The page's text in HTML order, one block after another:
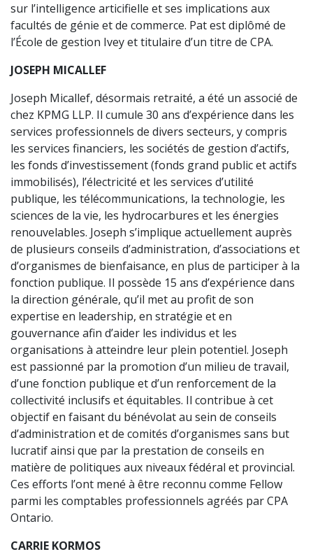
sur l’intelligence articifielle et ses implications aux
facultés de génie et de commerce. Pat est diplômé de
l’École de gestion Ivey et titulaire d’un titre de CPA.
JOSEPH MICALLEF
Joseph Micallef, désormais retraité, a été un associé de
chez KPMG LLP. Il cumule 30 ans d’expérience dans les
services professionnels de divers secteurs, y compris
les services financiers, les sociétés de gestion d’actifs,
les fonds d’investissement (fonds grand public et actifs
immobilisés), l’électricité et les services d’utilité
publique, les télécommunications, la technologie, les
sciences de la vie, les hydrocarbures et les énergies
renouvelables. Joseph s’implique actuellement auprès
de plusieurs conseils d’administration, d’associations et
d’organismes de bienfaisance, en plus de participer à la
fonction publique. Il possède 15 ans d’expérience dans
la direction générale, qu’il met au profit de son
expertise en leadership, en stratégie et en
gouvernance afin d’aider les individus et les
organisations à atteindre leur plein potentiel. Joseph
est passionné par la promotion d’un milieu de travail,
d’une fonction publique et d’un renforcement de la
collectivité inclusifs et équitables. Il contribue à cet
objectif en faisant du bénévolat au sein de conseils
d’administration et de comités d’organismes sans but
lucratif ainsi que par la prestation de conseils en
matière de politiques aux niveaux fédéral et provincial.
Ces efforts l’ont mené à être reconnu comme Fellow
parmi les comptables professionnels agréés par CPA
Ontario.
CARRIE KORMOS